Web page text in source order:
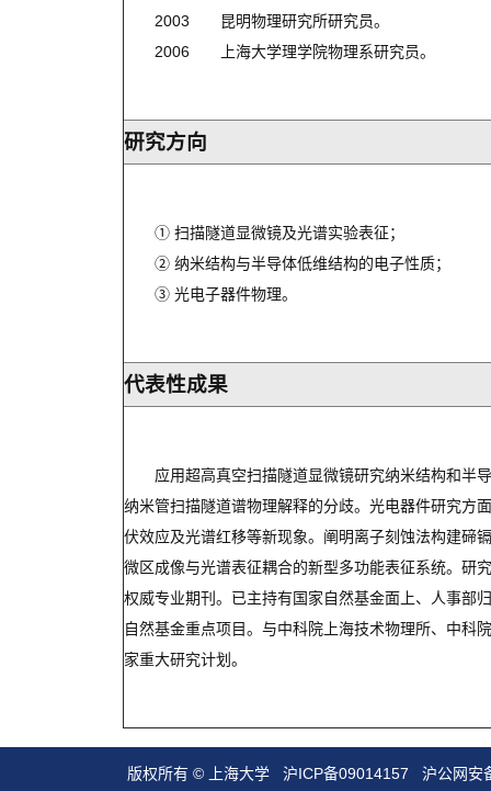
2003 昆明物理研究所研究员。
2006 上海大学理学院物理系研究员。
研究方向
① 扫描隧道显微镜及光谱实验表征；
② 纳米结构与半导体低维结构的电子性质；
③ 光电子器件物理。
代表性成果
应用超高真空扫描隧道显微镜研究纳米结构和半
纳米管扫描隧道谱物理解释的分歧。光电器件研究方
伏效应及光谱红移等新现象。阐明离子刻蚀法构建碲
微区成像与光谱表征耦合的新型多功能表征系统。研
权威专业期刊。已主持有国家自然基金面上、人事部
自然基金重点项目。与中科院上海技术物理所、中科
家重大研究计划。
版权所有 ©上海大学 沪ICP备09014157
沪公网安